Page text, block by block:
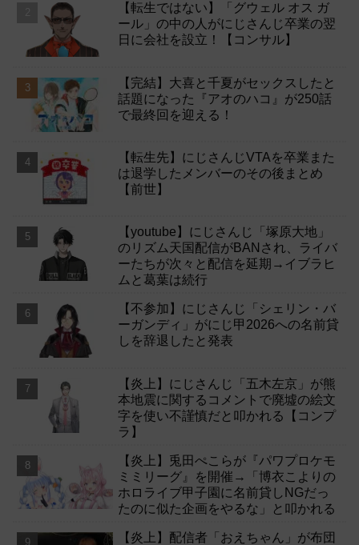
【転生ではない】「グウェル オス ガ
ール」の中の人がにじさんじ卒業の翌
日に会社を設立！【コンサル】
【完結】大喜と千夏がセックスしたと
話題になった『アオのハコ』が250話
で最終回を迎える！
【転生先】にじさんじVTAを卒業また
は退学したメンバーのその後まとめ
【前世】
【youtube】にじさんじ「塚原大地」
のリズム天国配信がBANされ、ライバ
ーたちが次々と配信を延期→イブラヒ
ムと葛葉は続行
【不参加】にじさんじ「シェリン・バ
ーガンディ」がにじ甲2026への名前貸
しを辞退したと発表
【炎上】にじさんじ「五木左京」が熊
本地震に関するコメントで廃墟の絵文
字を使い不謹慎だと叩かれる【コンプ
ラ】
【炎上】兎田ぺこらが『パワプロケモ
ミミリーグ』を開催→「博衣こよりの
ホロライブ甲子園に名前貸しNGだっ
たのに似た企画をやるな」と叩かれる
【炎上】配信者「おえちゃん」が布団